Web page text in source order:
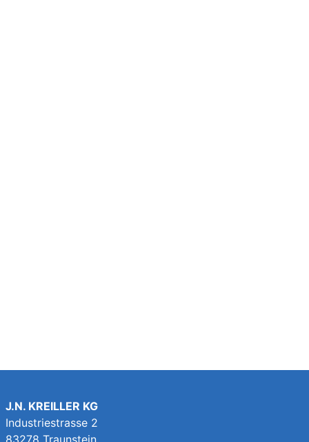
J.N. KREILLER KG
Industriestrasse 2
83278 Traunstein